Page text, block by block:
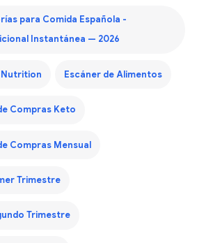
para Comida Española -
Instantánea — 2026
Nutrition Escáner de Alimentos
Compras Keto
Compras Mensual
Trimestre
Trimestre